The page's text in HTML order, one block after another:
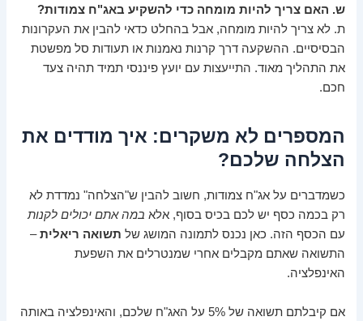
ש. האם צריך להיות מומחה כדי להשקיע באג"ח צמודות?
ת. לא צריך להיות מומחה, אבל בהחלט כדאי להבין את העקרונות
הבסיסיים. ההשקעה דרך קרנות נאמנות או תעודות סל מפשטת
את התהליך מאוד. התייעצות עם יועץ פיננסי תמיד תהיה צעד
חכם.
המספרים לא משקרים: איך מודדים את
הצלחה שלכם?
כשמדברים על אג"ח צמודות, חשוב להבין ש"הצלחה" נמדדת לא
רק בכמה כסף יש לכם בכיס בסוף, אלא במה אתם יכולים לקנות
עם הכסף הזה. כאן נכנס לתמונה המושג של תשואה ריאלית–
התשואה שאתם מקבלים אחרי שמנטרלים את השפעת
האינפלציה.
אם קיבלתם תשואה של 5% על האג"ח שלכם, והאינפלציה באותה